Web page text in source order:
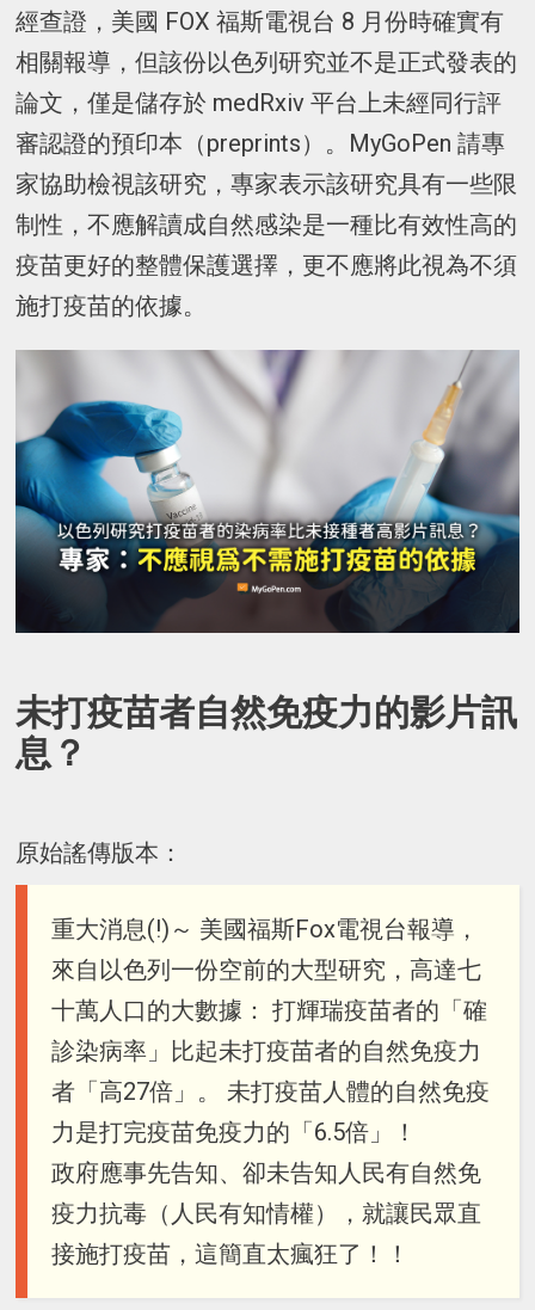
經查證，美國 FOX 福斯電視台 8 月份時確實有
相關報導，但該份以色列研究並不是正式發表的
論文，僅是儲存於 medRxiv 平台上未經同行評
審認證的預印本（preprints）。MyGoPen 請專
家協助檢視該研究，專家表示該研究具有一些限
制性，不應解讀成自然感染是一種比有效性高的
疫苗更好的整體保護選擇，更不應將此視為不須
施打疫苗的依據。
未打疫苗者自然免疫力的影片訊
息？
原始謠傳版本：
重大消息(!)～ 美國福斯Fox電視台報導，
來自以色列一份空前的大型研究，高達七
十萬人口的大數據： 打輝瑞疫苗者的「確
診染病率」比起未打疫苗者的自然免疫力
者「高27倍」。 未打疫苗人體的自然免疫
力是打完疫苗免疫力的「6.5倍」！
政府應事先告知、卻未告知人民有自然免
疫力抗毒（人民有知情權），就讓民眾直
接施打疫苗，這簡直太瘋狂了！！